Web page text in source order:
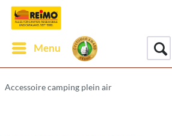
Menu
Accessoire camping plein air